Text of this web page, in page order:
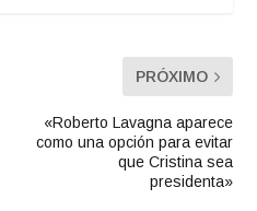
PRÓXIMO
«Roberto Lavagna aparece
como una opción para evitar
que Cristina sea
presidenta»